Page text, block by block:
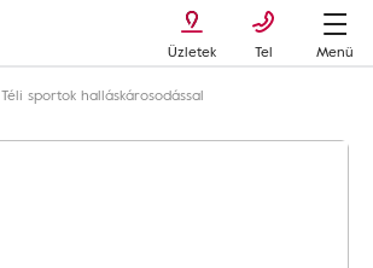
Üzletek Tel
Menü
Téli sportok halláskárosodással